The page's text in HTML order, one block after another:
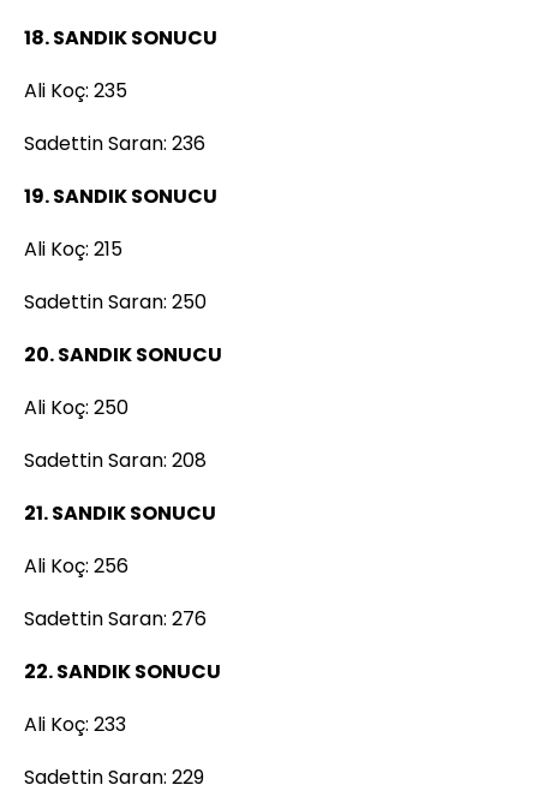
18. SANDIK SONUCU
Ali Koç: 235
Sadettin Saran: 236
19. SANDIK SONUCU
Ali Koç: 215
Sadettin Saran: 250
20. SANDIK SONUCU
Ali Koç: 250
Sadettin Saran: 208
21. SANDIK SONUCU
Ali Koç: 256
Sadettin Saran: 276
22. SANDIK SONUCU
Ali Koç: 233
Sadettin Saran: 229